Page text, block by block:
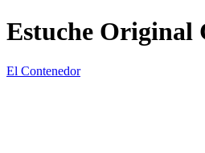
Estuche Original
El Contenedor